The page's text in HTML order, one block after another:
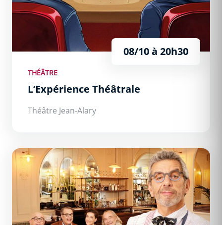
08/10 à 20h30
THÉÂTRE
L’Expérience Théâtrale
Théâtre Jean-Alary
Secret(s) Médical